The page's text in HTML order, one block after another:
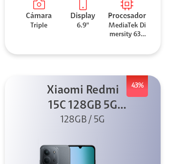
Cámara
Triple
Display
6.9"
Procesador
MediaTek Di
mersity 630
43%
Xiaomi Redmi
15C 128GB 5G
Negro
128GB / 5G